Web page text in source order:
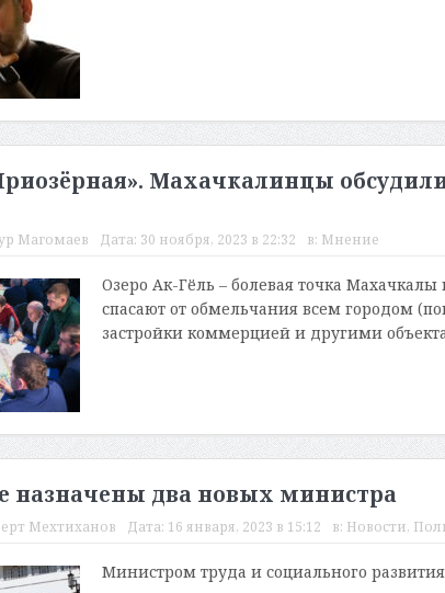
Махачкалинцы обсудили
Магомаев Дата: 30 ноября, 2023 в 22:32 в: Мнение
Озеро Ак-Гёль – болевая точка
спасают от обмельчания всем городом
застройки коммерцией и другими
назначены два новых министра
Мехтиханов Дата: 16 января, 2023 в 15:12 в: Новости,
Министром труда и социального